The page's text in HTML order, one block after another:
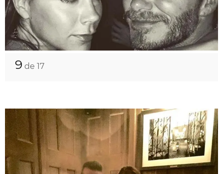
9 de 17